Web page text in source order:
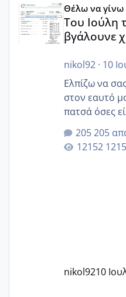
Θέλω να
Του Ιούλη
βγάλουνε
nikol92· 10
Ελπίζω να
στον εαυτό
πατσά όσες
205
nikol9210